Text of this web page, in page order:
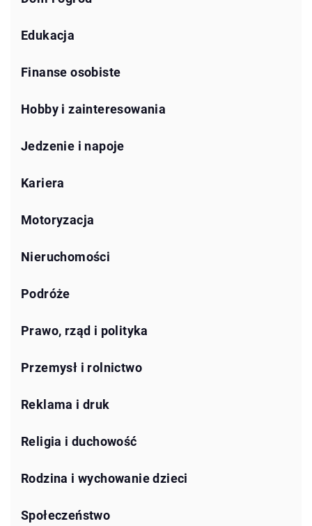
Edukacja
Finanse osobiste
Hobby i zainteresowania
Jedzenie i napoje
Kariera
Motoryzacja
Nieruchomości
Podróże
Prawo, rząd i polityka
Przemysł i rolnictwo
Reklama i druk
Religia i duchowość
Rodzina i wychowanie dzieci
Społeczeństwo